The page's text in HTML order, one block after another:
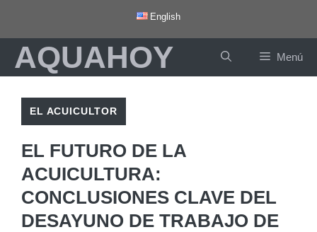
contenido
English
AQUAHOY Menú
EL ACUICULTOR
EL FUTURO DE LA
ACUICULTURA:
CONCLUSIONES CLAVE DEL
DESAYUNO DE TRABAJO DE